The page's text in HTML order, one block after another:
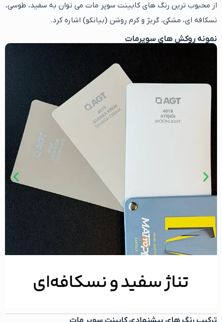
از محبوب ترین رنگ های کابینت سوپر مات می توان به سفید، طوسی،
نسکافه ای، مشکی، گریژ و کرم روشن (بیانکو) اشاره کرد.
نمونه روکش های سوپرمات